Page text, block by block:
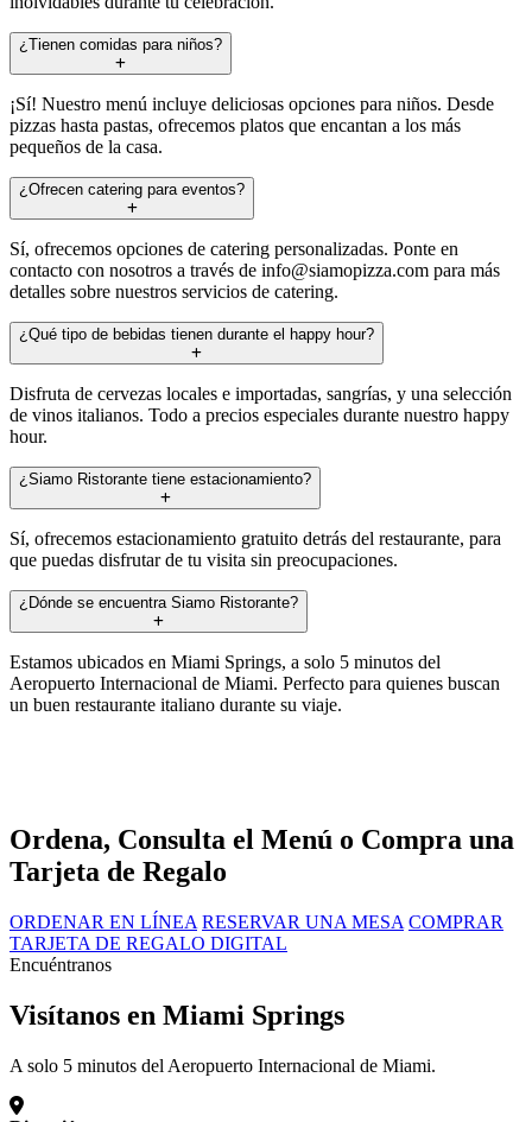
¿Tienen comidas para niños?
¡Sí! Nuestro menú incluye deliciosas opciones para niños. Desde
pizzas hasta pastas, ofrecemos platos que encantan a los más
pequeños de la casa.
¿Ofrecen catering para eventos?
Sí, ofrecemos opciones de catering personalizadas. Ponte en
contacto con nosotros a través de info@siamopizza.com para más
detalles sobre nuestros servicios de catering.
¿Qué tipo de bebidas tienen durante el happy hour?
Disfruta de cervezas locales e importadas, sangrías, y una selección
de vinos italianos. Todo a precios especiales durante nuestro happy
hour.
¿Siamo Ristorante tiene estacionamiento?
Sí, ofrecemos estacionamiento gratuito detrás del restaurante, para
que puedas disfrutar de tu visita sin preocupaciones.
¿Dónde se encuentra Siamo Ristorante?
Estamos ubicados en Miami Springs, a solo 5 minutos del
Aeropuerto Internacional de Miami. Perfecto para quienes buscan
un buen restaurante italiano durante su viaje.
Ordena, Consulta el Menú o Compra una
Tarjeta de Regalo
ORDENAR EN LÍNEA RESERVAR UNA MESA COMPRAR
TARJETA DE REGALO DIGITAL
Encuéntranos
Visítanos en Miami Springs
A solo 5 minutos del Aeropuerto Internacional de Miami.